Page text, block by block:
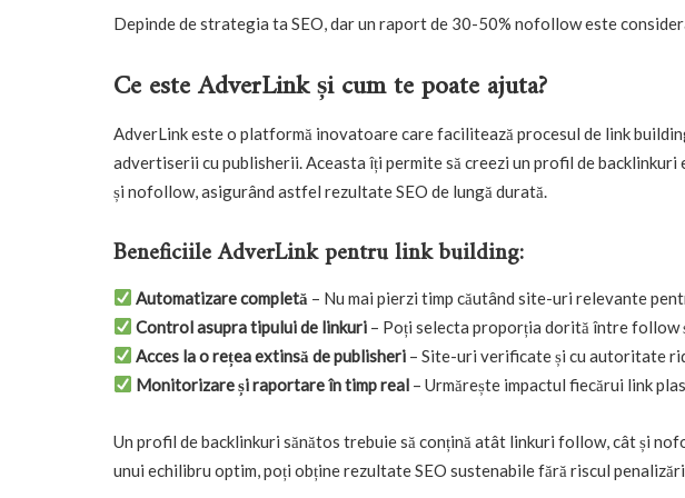
Depinde de strategia ta SEO, dar un raport de 30-50% nofollow este
Ce este AdverLink și cum te poate ajuta?
AdverLink este o platformă inovatoare care facilitează procesul de link
advertiserii cu publisherii. Aceasta îți permite să creezi un profil de
și nofollow, asigurând astfel rezultate SEO de lungă durată.
Beneficiile AdverLink pentru link building:
Automatizare completă – Nu mai pierzi timp căutând site-uri relevante
Control asupra tipului de linkuri – Poți selecta proporția dorită între follow
Acces la o rețea extinsă de publisheri – Site-uri verificate și cu autoritate
Monitorizare și raportare în timp real – Urmărește impactul fiecărui link
Un profil de backlinkuri sănătos trebuie să conțină atât linkuri follow, cât și
unui echilibru optim, poți obține rezultate SEO sustenabile fără riscul